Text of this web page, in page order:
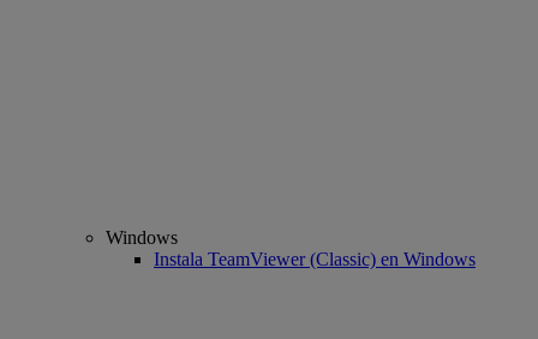
Windows
Instala TeamViewer (Classic) en Windows